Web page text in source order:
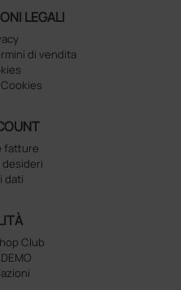
LEGALI
di vendita
fatture
desideri
dati
Club